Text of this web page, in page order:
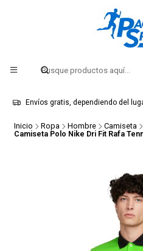
Envíos gratis, dependiendo del
Inicio Ropa Hombre
Camiseta
Camiseta Polo Nike Dri Fit Rafa